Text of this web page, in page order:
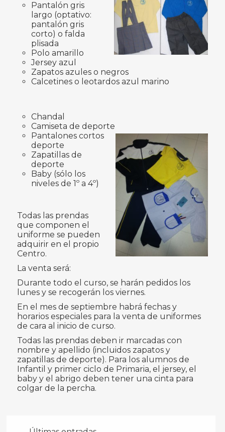
Pantalón gris
largo (optativo:
pantalón gris
corto) o falda
plisada
Polo amarillo
Jersey azul
Zapatos azules o negros
Calcetines o leotardos azul marino
Chandal
Camiseta de deporte
Pantalones cortos
deporte
Zapatillas de
deporte
Baby (sólo los
niveles de 1º a 4º)
Todas las prendas
que componen el
uniforme se pueden
adquirir en el propio
Centro.
La venta será:
Durante todo el curso, se harán pedidos los
lunes y se recogerán los viernes.
En el mes de septiembre habrá fechas y
horarios especiales para la venta de uniformes
de cara al inicio de curso.
Todas las prendas deben ir marcadas con
nombre y apellido (incluidos zapatos y
zapatillas de deporte). Para los alumnos de
Infantil y primer ciclo de Primaria, el jersey, el
baby y el abrigo deben tener una cinta para
colgar de la percha.